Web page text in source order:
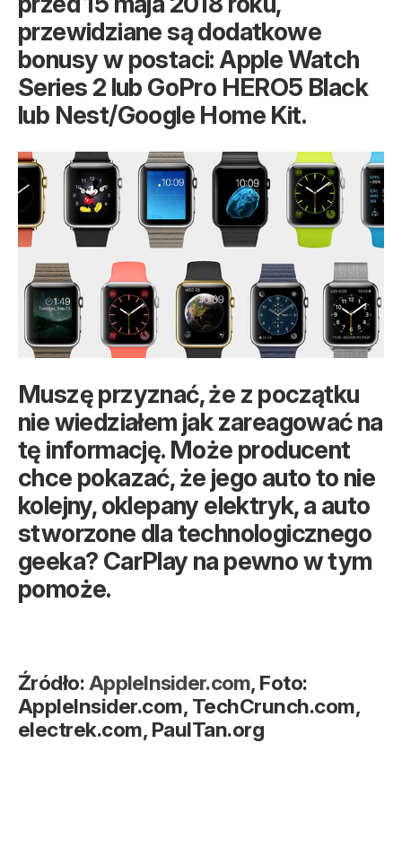
przewidziane są dodatkowe
bonusy w postaci: Apple Watch
Series 2 lub GoPro HERO5 Black
lub Nest/Google Home Kit.
Muszę przyznać, że z początku
nie wiedziałem jak zareagować na
tę informację. Może producent
chce pokazać, że jego auto to nie
kolejny, oklepany elektryk, a auto
stworzone dla technologicznego
geeka? CarPlay na pewno w tym
pomoże.
Źródło: AppleInsider.com, Foto:
AppleInsider.com, TechCrunch.com,
electrek.com, PaulTan.org